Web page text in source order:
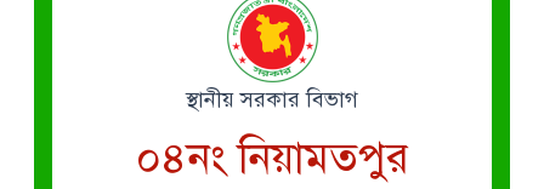
স্থানীয় সরকার বিভাগ
০৪নং নিয়ামতপুর